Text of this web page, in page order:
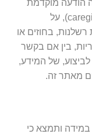
הודעה מוקדמת
לאתר 4 הורינו (caregivers4u, 4caregivers), על
בחוזים או
בין אם בקשר
של המידע,
מאתר זה.
ותמצא כי